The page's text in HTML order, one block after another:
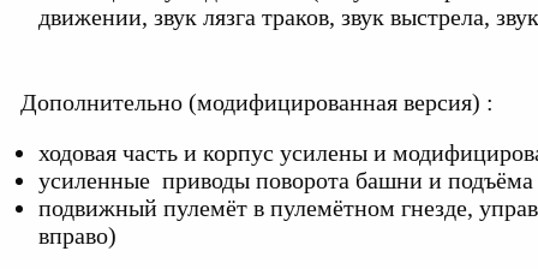
движении, звук лязга траков, звук выстрела,
Дополнительно (модифицированная версия) :
ходовая часть и корпус усилены и
усиленные приводы поворота башни и подъёма
подвижный пулемёт в пулемётном гнезде,
вправо)